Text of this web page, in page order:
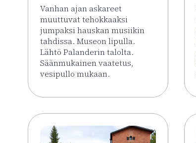
Vanhan ajan askareet
muuttuvat tehokkaaksi
jumpaksi hauskan musiikin
tahdissa. Museon lipulla.
Lähtö Palanderin talolta.
Säänmukainen vaatetus,
vesipullo mukaan.
Lue lisää tapahtumasta Pirren piikajumppa